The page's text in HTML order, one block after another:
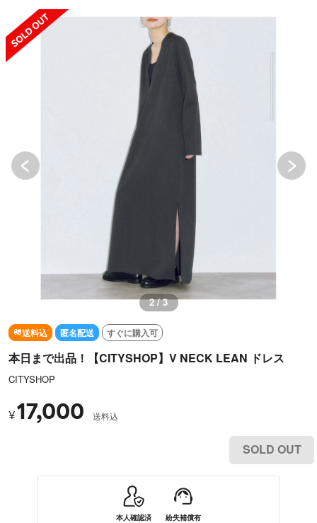
SOLD OUT
2 / 3
送料込 匿名配送 すぐに購入可
本日まで出品！【CITYSHOP】V NECK LEAN ドレス
CITYSHOP
¥17,000 送料込
SOLD OUT
本人確認済 紛失補償有